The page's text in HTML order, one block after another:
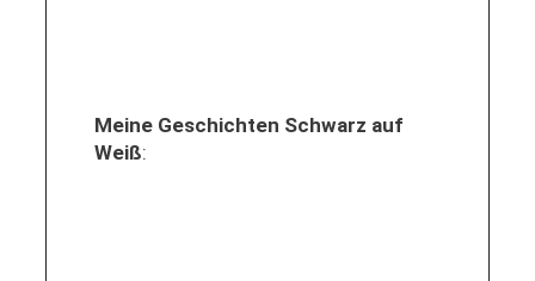
Meine Geschichten Schwarz auf
Weiß: